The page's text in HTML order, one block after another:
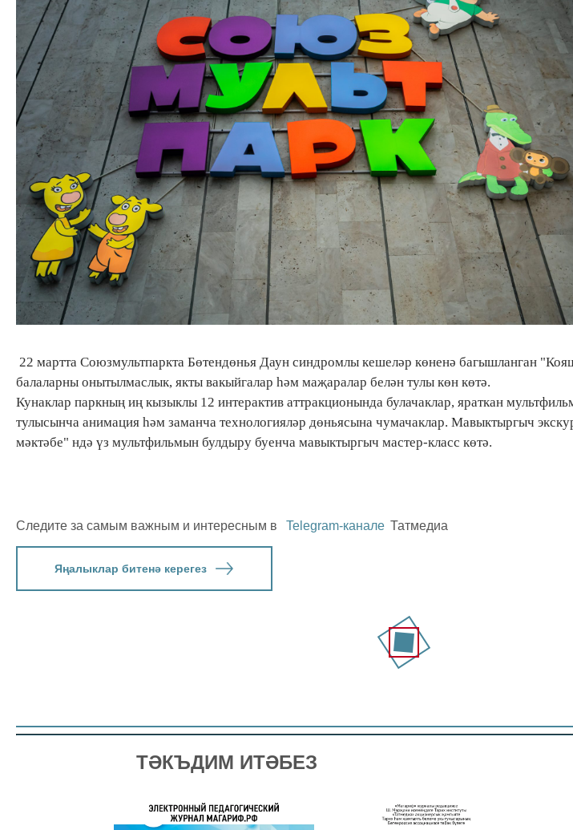
22 мартта Союзмультпаркта Бөтендөнья Даун синдромлы кешеләр көненә багышланган
балаларны онытылмаслык, якты вакыйгалар һәм маҗаралар белән тулы көн көтә.
Кунаклар паркның иң кызыклы 12 интерактив аттракционында булачаклар, яраткан
тулысынча анимация һәм заманча технологияләр дөньясына чумачаклар. Мавыктыргыч
мәктәбе" ндә үз мультфильмын булдыру буенча мавыктыргыч мастер-класс көтә.
Следите за самым важным и интересным в Telegram-канале Татмедиа
Яңалыклар битенә керегез
ТӘКЪДИМ ИТӘБЕЗ